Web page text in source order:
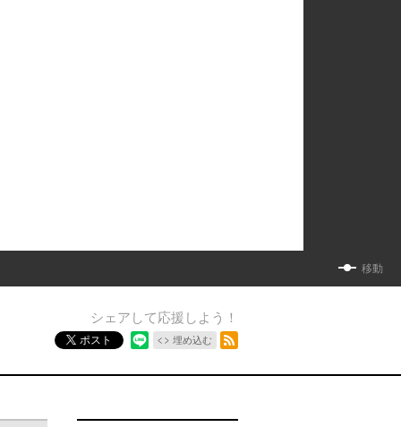
移動
シェアして応援しよう！
ポスト 埋め込む